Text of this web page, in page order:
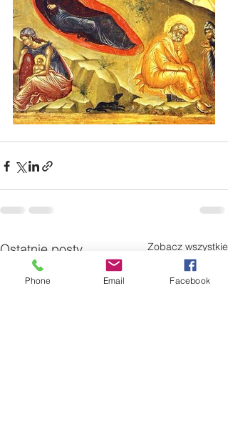
Ostatnie posty Zobacz wszystkie
Phone Email Facebook